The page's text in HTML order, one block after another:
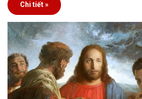
Chi tiết »